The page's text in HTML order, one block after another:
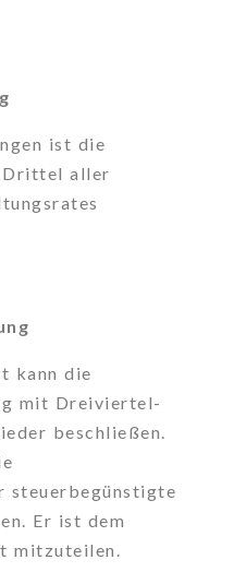
ist die
Drittel aller
kann die
mit Dreiviertel-
beschließen.
steuerbegünstigte
Er ist dem
mitzuteilen.